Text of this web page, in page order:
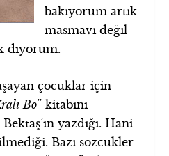
bakıyorum artık
masmavi değil
diyorum.
çocuklar için
Bo” kitabını
yazdığı. Hani
Bazı sözcükler